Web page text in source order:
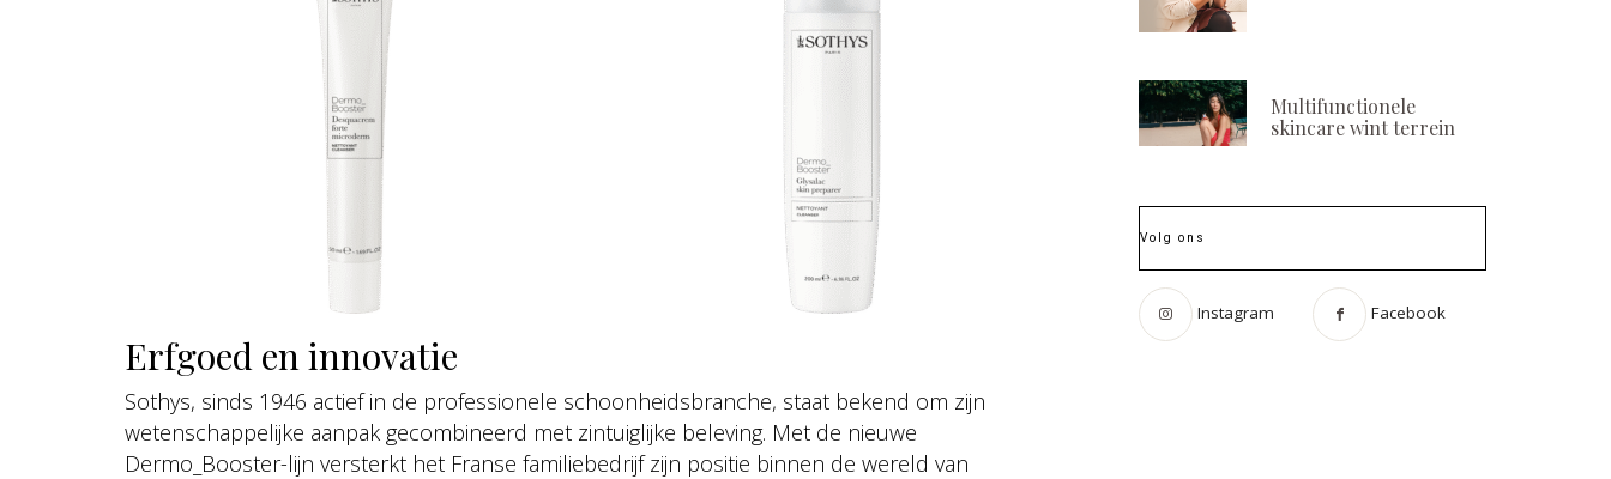
Erfgoed en innovatie
Sothys, sinds 1946 actief in de professionele schoonheidsbranche, staat bekend om zijn
wetenschappelijke aanpak gecombineerd met zintuiglijke beleving. Met de nieuwe
Dermo_Booster-lijn versterkt het Franse familiebedrijf zijn positie binnen de wereld van
Multifunctionele
skincare wint terrein
Volg ons
Instagram Facebook